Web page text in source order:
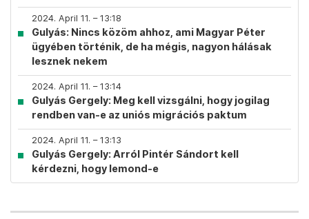
2024. April 11. – 13:18
Gulyás: Nincs közöm ahhoz, ami Magyar Péter
ügyében történik, de ha mégis, nagyon hálásak
lesznek nekem
2024. April 11. – 13:14
Gulyás Gergely: Meg kell vizsgálni, hogy jogilag
rendben van-e az uniós migrációs paktum
2024. April 11. – 13:13
Gulyás Gergely: Arról Pintér Sándort kell
kérdezni, hogy lemond-e